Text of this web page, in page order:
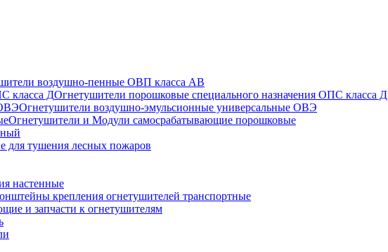
воздушно-пенные ОВП класса АВ
Огнетушители порошковые специального назначения ОПС класса Д
Огнетушители воздушно-эмульсионные универсальные ОВЭ
Огнетушители и Модули самосрабатывающие порошковые
для тушения лесных пожаров
настенные
крепления огнетушителей транспортные
и запчасти к огнетушителям